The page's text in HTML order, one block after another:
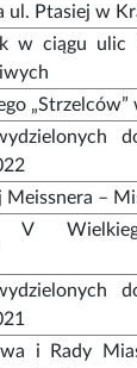
ul. Ptasiej w
w ciągu ulic
„Strzelców”
–
V
i Rady